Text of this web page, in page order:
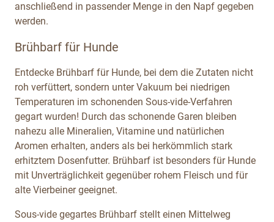
anschließend in passender Menge in den Napf gegeben
werden.
Brühbarf für Hunde
Entdecke Brühbarf für Hunde, bei dem die Zutaten nicht
roh verfüttert, sondern unter Vakuum bei niedrigen
Temperaturen im schonenden Sous-vide-Verfahren
gegart wurden! Durch das schonende Garen bleiben
nahezu alle Mineralien, Vitamine und natürlichen
Aromen erhalten, anders als bei herkömmlich stark
erhitztem Dosenfutter. Brühbarf ist besonders für Hunde
mit Unverträglichkeit gegenüber rohem Fleisch und für
alte Vierbeiner geeignet.
Sous-vide gegartes Brühbarf stellt einen Mittelweg